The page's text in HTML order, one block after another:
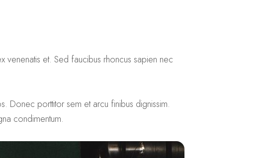
venenatis et. Sed faucibus rhoncus sapien nec
Donec porttitor sem et arcu finibus dignissim.
condimentum.